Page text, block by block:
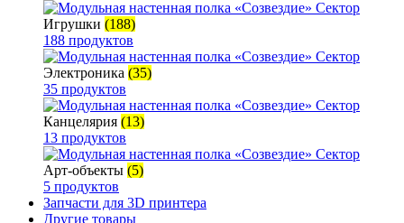
Игрушки (188)
188 продуктов
Электроника (35)
35 продуктов
Канцелярия (13)
13 продуктов
Арт-объекты (5)
5 продуктов
Запчасти для 3D принтера
Другие товары